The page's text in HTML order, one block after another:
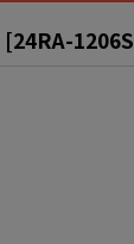
[24RA-1206S